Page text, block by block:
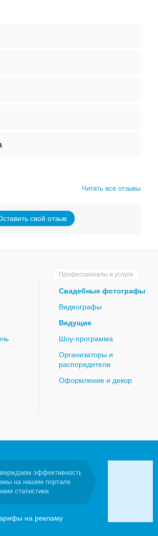
Читать все отзывы
свой отзыв
Профессионалы и услуги
Свадебные фотографы
Видеографы
Ведущие
Шоу-программа
Организаторы и
распорядители
Оформление и декор
эффективность
на нашем портале
статистики
на рекламу